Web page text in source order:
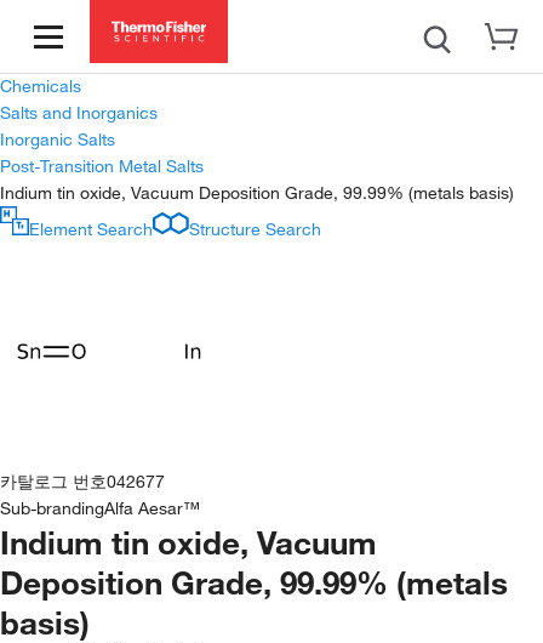
Chemicals
Salts and Inorganics
Inorganic Salts
Post-Transition Metal Salts
Indium tin oxide, Vacuum Deposition Grade, 99.99% (metals basis)
Element Search
Structure Search
카탈로그 번호042677
Sub-brandingAlfa Aesar™
Indium tin oxide, Vacuum
Deposition Grade, 99.99% (metals
basis)